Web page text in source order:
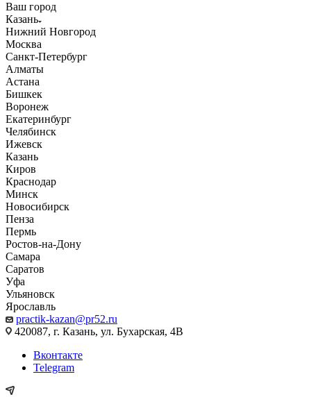
Ваш город
Казань
Нижний Новгород
Москва
Санкт-Петербург
Алматы
Астана
Бишкек
Воронеж
Екатеринбург
Челябинск
Ижевск
Казань
Киров
Краснодар
Минск
Новосибирск
Пенза
Пермь
Ростов-на-Дону
Самара
Саратов
Уфа
Ульяновск
Ярославль
practik-kazan@pr52.ru
420087, г. Казань, ул. Бухарская, 4В
Вконтакте
Telegram